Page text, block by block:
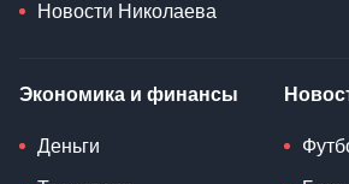
Новости Николаева
Экономика и финансы
Деньги